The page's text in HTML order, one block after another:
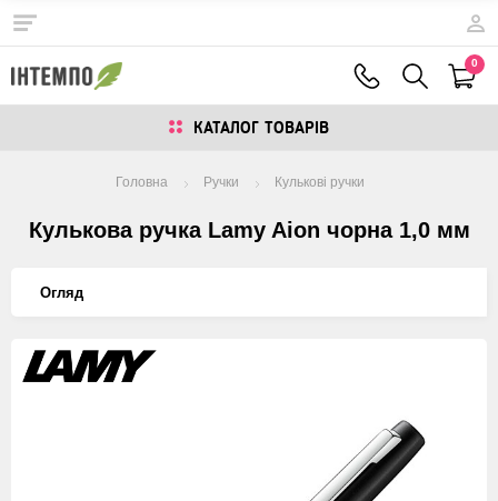
0
КАТАЛОГ ТОВАРIВ
Головна Ручки Кулькові ручки
Кулькова ручка Lamy Aion чорна 1,0 мм
Огляд
Изображения